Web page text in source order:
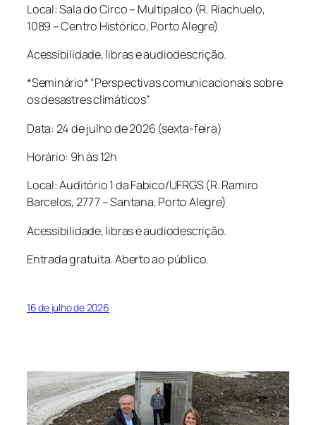
Local: Sala do Circo – Multipalco (R. Riachuelo,
1089 – Centro Histórico, Porto Alegre)
Acessibilidade, libras e audiodescrição.
*Seminário* “Perspectivas comunicacionais sobre
os desastres climáticos”
Data: 24 de julho de 2026 (sexta-feira)
Horário: 9h às 12h
Local: Auditório 1 da Fabico/UFRGS (R. Ramiro
Barcelos, 2777 – Santana, Porto Alegre)
Acessibilidade, libras e audiodescrição.
Entrada gratuita. Aberto ao público.
16 de julho de 2026